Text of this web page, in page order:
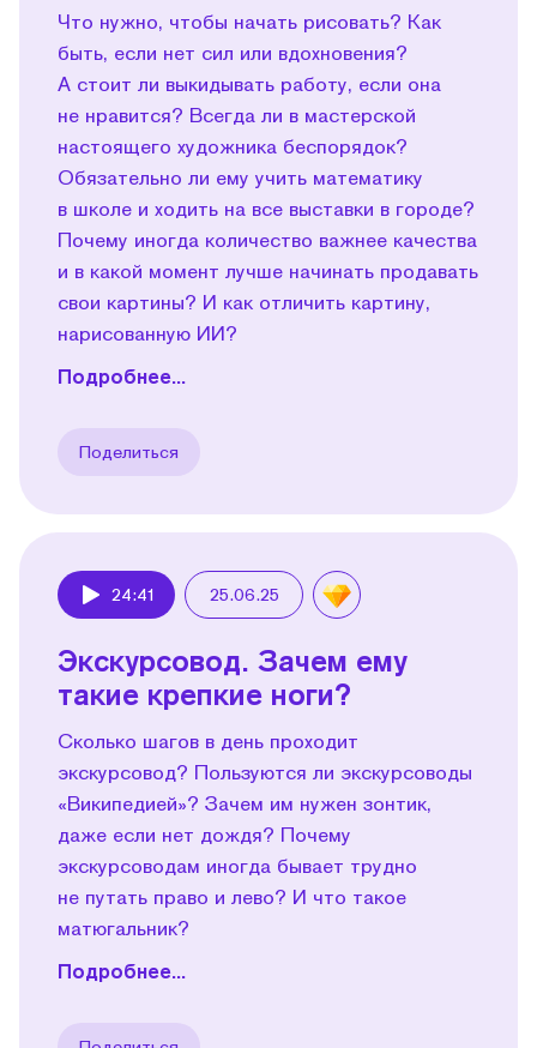
Что нужно, чтобы начать рисовать? Как
быть, если нет сил или вдохновения?
А стоит ли выкидывать работу, если она
не нравится? Всегда ли в мастерской
настоящего художника беспорядок?
Обязательно ли ему учить математику
в школе и ходить на все выставки в городе?
Почему иногда количество важнее качества
и в какой момент лучше начинать продавать
свои картины? И как отличить картину,
нарисованную ИИ?
Подробнее...
Поделиться
24:41 25.06.25
Экскурсовод. Зачем ему
такие крепкие ноги?
Сколько шагов в день проходит
экскурсовод? Пользуются ли экскурсоводы
«Википедией»? Зачем им нужен зонтик,
даже если нет дождя? Почему
экскурсоводам иногда бывает трудно
не путать право и лево? И что такое
матюгальник?
Подробнее...